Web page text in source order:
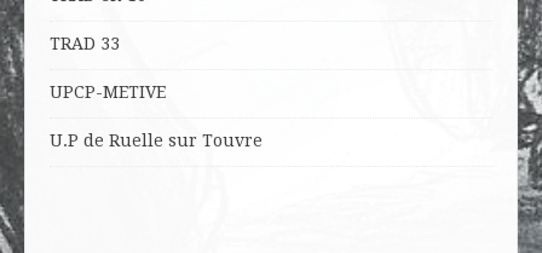
TRAD 33
UPCP-METIVE
U.P de Ruelle sur Touvre